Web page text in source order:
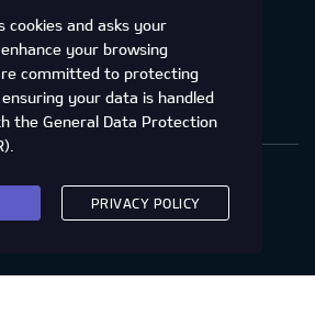
Twitter
YouTube
του Υποκειμένου των
cookies and asks your
your browsing
committed to protecting
your data is handled
the General Data Protection
PRIVACY POLICY